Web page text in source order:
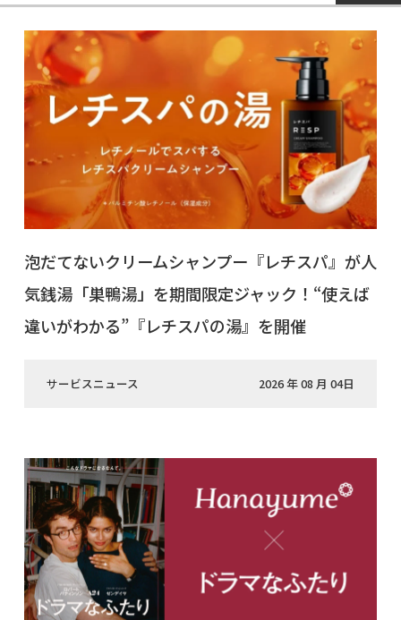
泡だてないクリームシャンプー『レチスパ』が人
気銭湯「巣鴨湯」を期間限定ジャック！“使えば
違いがわかる”『レチスパの湯』を開催
サービスニュース 2026 年 08 月 04日